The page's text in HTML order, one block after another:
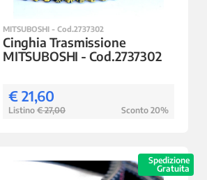
MITSUBOSHI - Cod.2737302
Cinghia Trasmissione
MITSUBOSHI - Cod.2737302
€ 21,60
Listino € 27,00 Sconto 20%
Spedizione
Gratuita